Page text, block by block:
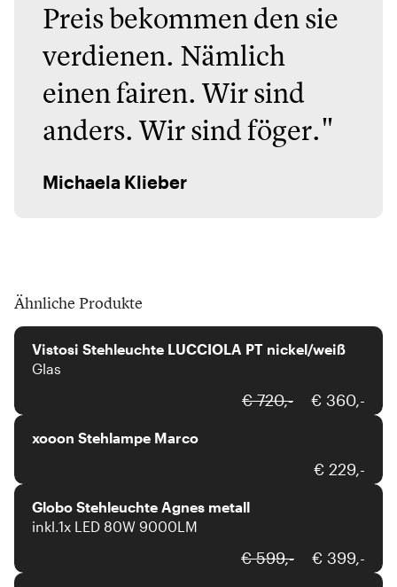
Preis bekommen den sie
verdienen. Nämlich
einen fairen. Wir sind
anders. Wir sind föger."
Michaela Klieber
Ähnliche Produkte
Vistosi Stehleuchte LUCCIOLA PT nickel/weiß
Glas
€ 720,- € 360,-
xooon
xooon Stehlampe Marco
€ 229,-
Globo
Globo Stehleuchte Agnes metall
inkl.1x LED 80W 9000LM
€ 599,- € 399,-
Interliving